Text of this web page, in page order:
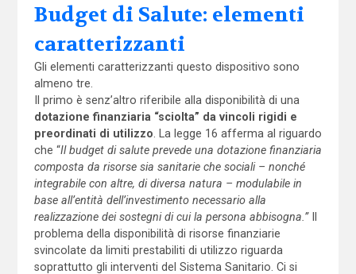
Budget di Salute: elementi
caratterizzanti
Gli elementi caratterizzanti questo dispositivo sono
almeno tre.
Il primo è senz’altro riferibile alla disponibilità di una
dotazione finanziaria “sciolta” da vincoli rigidi e
preordinati di utilizzo . La legge 16 afferma al riguardo
che “Il budget di salute prevede una dotazione finanziaria
composta da risorse sia sanitarie che sociali – nonché
integrabile con altre, di diversa natura – modulabile in
base all’entità dell’investimento necessario alla
realizzazione dei sostegni di cui la persona abbisogna.”
problema della disponibilità di risorse finanziarie
svincolate da limiti prestabiliti di utilizzo riguarda
soprattutto gli interventi del Sistema Sanitario. Ci si